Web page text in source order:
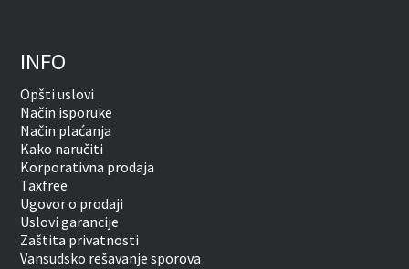
INFO
Opšti uslovi
Način isporuke
Način plaćanja
Kako naručiti
Korporativna prodaja
Taxfree
Ugovor o prodaji
Uslovi garancije
Zaštita privatnosti
Vansudsko rešavanje sporova